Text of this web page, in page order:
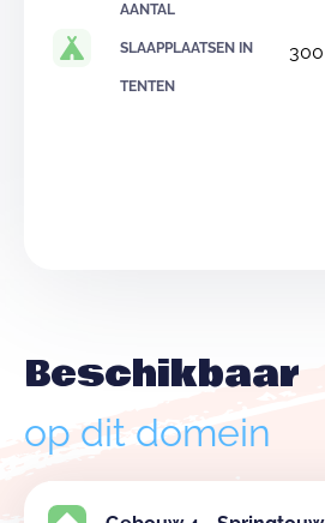
AANTAL
SLAAPPLAATSEN IN
TENTEN
300
Beschikbaar
op dit domein